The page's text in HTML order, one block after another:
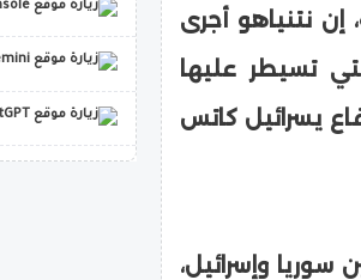
قالت القناة 12 العبرية، إن نتنياهو أجرى
تسيطر عليها
يسرائيل كاتس
فض الاشتباك تم توقيعها عام 1974 بين سوريا وإسرائيل،